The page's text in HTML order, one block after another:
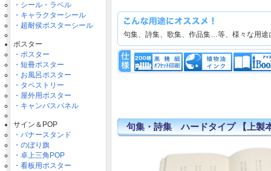
・シール・ラベル
・キャラクターシール
・超耐侯ポスターシール
ポスター
・ポスター
・短冊ポスター
・お風呂ポスター
・タペストリー
・屋外用ポスター
・キャンバスパネル
サイン＆POP
・バナースタンド
・のぼり旗
・卓上三角POP
・看板用ポスター
句集、詩集、歌集、作品集…等、様々な用途
句集・詩集 ハードタイプ 【上製